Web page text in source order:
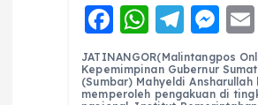
F
a
c
W
h
a
T
el
e
M
e
ss
JATINANGOR(Malintangpos
Kepemimpinan Gubernur
(Sumbar) Mahyeldi Ansharullah
memperoleh pengakuan di